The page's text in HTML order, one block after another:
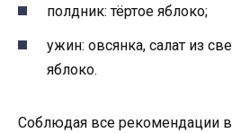
полдник: тёртое яблоко;
ужин: овсянка, салат из
яблоко.
Соблюдая все рекомендации